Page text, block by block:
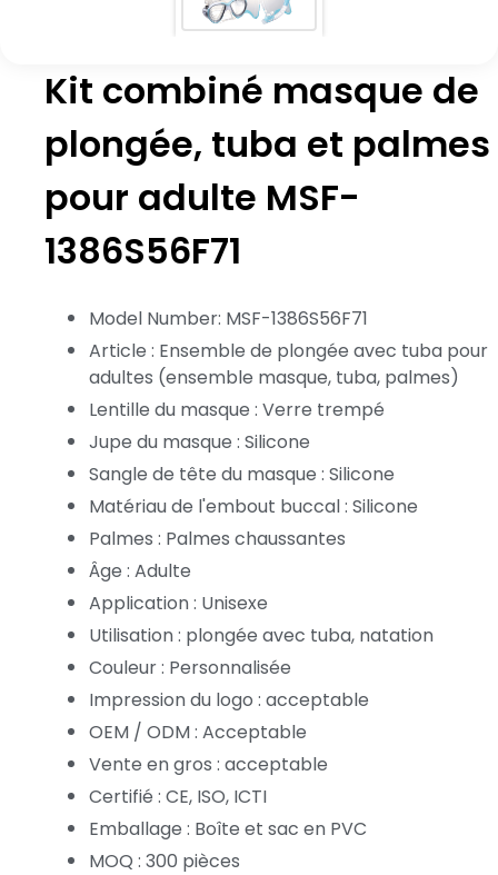
Kit combiné masque de
plongée, tuba et palmes
pour adulte MSF-
1386S56F71
Model Number: MSF-1386S56F71
Article : Ensemble de plongée avec tuba pour
adultes (ensemble masque, tuba, palmes)
Lentille du masque : Verre trempé
Jupe du masque : Silicone
Sangle de tête du masque : Silicone
Matériau de l'embout buccal : Silicone
Palmes : Palmes chaussantes
Âge : Adulte
Application : Unisexe
Utilisation : plongée avec tuba, natation
Couleur : Personnalisée
Impression du logo : acceptable
OEM / ODM : Acceptable
Vente en gros : acceptable
Certifié : CE, ISO, ICTI
Emballage : Boîte et sac en PVC
MOQ : 300 pièces